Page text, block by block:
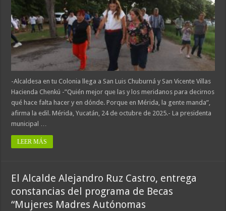
-Alcaldesa en tu Colonia llega a San Luis Chuburná y San Vicente Villas
Hacienda Chenkú -”Quién mejor que las y los meridanos para decirnos
qué hace falta hacer y en dónde. Porque en Mérida, la gente manda”,
afirma la edil. Mérida, Yucatán, 24 de octubre de 2025.- La presidenta
municipal …
LEER MÁS
El Alcalde Alejandro Ruz Castro, entrega
constancias del programa de Becas
“Mujeres Madres Autónomas